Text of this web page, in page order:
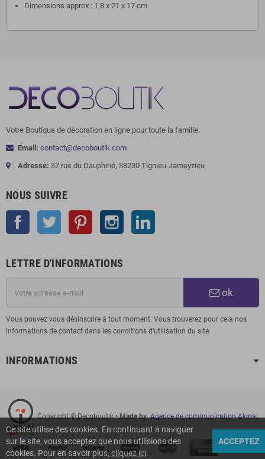
Dimensions approx.: 1,8 x 21 x 17 cm
Votre Boutique de décoration en ligne pour toute la famille.
Email: contact@decoboutik.com
Adresse: 37 rue du Dauphiné, 38230 Tignieu-Jameyzieu
NOUS SUIVRE
Facebook Twitter Pinterest Instagram
LETTRE D'INFORMATIONS
ok
Vous pouvez vous désinscrire à tout moment. Vous trouverez pour cela nos
informations de contact dans les conditions d'utilisation du site.
INFORMATIONS
Copyright © Decoboutik• Made by Agence de communication Akinai
Ce site utilise des cookies. En continuant à naviguer
sur le site, vous acceptez que nous utilisions des
cookies. Pour en savoir plus, cliquez ici.
ACCEPTEZ